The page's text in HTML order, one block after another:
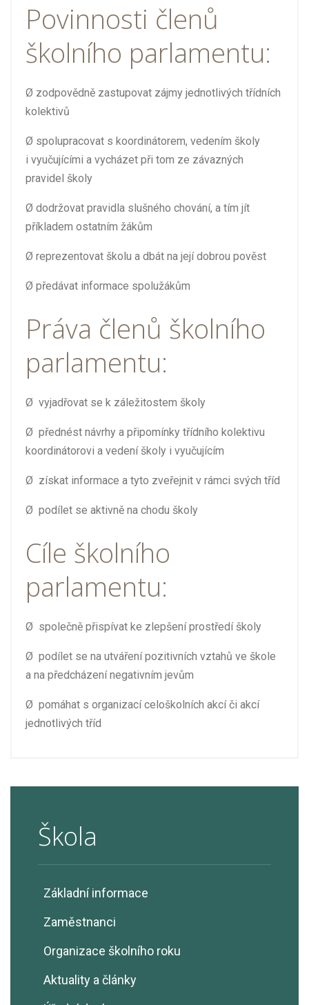
Škola
Základní informace
Zaměstnanci
Organizace školního roku
Aktuality a články
Povinnosti členů
školního parlamentu:
Ø zodpovědně zastupovat zájmy jednotlivých třídních
kolektivů
Ø spolupracovat s koordinátorem, vedením školy
i vyučujícími a vycházet při tom ze závazných
pravidel školy
Ø dodržovat pravidla slušného chování, a tím jít
příkladem ostatním žákům
Ø reprezentovat školu a dbát na její dobrou pověst
Ø předávat informace spolužákům
Práva členů školního
parlamentu:
Ø vyjadřovat se k záležitostem školy
Ø přednést návrhy a připomínky třídního kolektivu
koordinátorovi a vedení školy i vyučujícím
Ø získat informace a tyto zveřejnit v rámci svých tříd
Ø podílet se aktivně na chodu školy
Cíle školního
parlamentu:
Ø společně přispívat ke zlepšení prostředí školy
Ø podílet se na utváření pozitivních vztahů ve škole
a na předcházení negativním jevům
Ø pomáhat s organizací celoškolních akcí či akcí
jednotlivých tříd